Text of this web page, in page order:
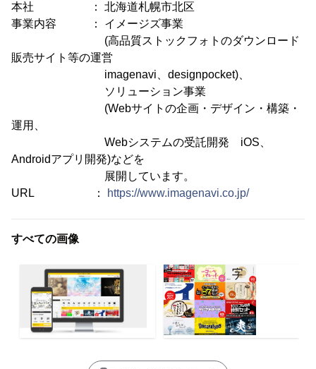
本社 ： 北海道札幌市北区
事業内容 ： イメージズ事業
(高品質ストックフォトのダウンロード
販売サイト等の運営
imagenavi、designpocket)、
ソリューション事業
(Webサイトの企画・デザイン・構築・
運用、
Webシステムの受託開発 iOS、
Androidアプリ開発)などを
展開しています。
URL ：
https://www.imagenavi.co.jp/
すべての画像